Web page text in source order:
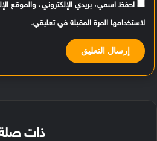
احفظ اسمي، بريدي الإلكتروني، والموقع
لاستخدامها المرة المقبلة في تعليقي.
ذات